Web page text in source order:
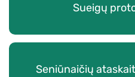
Sueigų
Seniūnaičių